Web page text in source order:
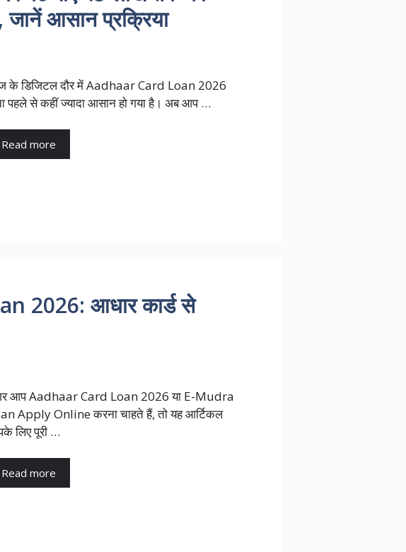
आसान प्रक्रिया
के डिजिटल दौर में Aadhaar Card Loan 2026
पहले से कहीं ज्यादा आसान हो गया है। अब आप …
Read more
2026: आधार कार्ड से
आप Aadhaar Card Loan 2026 या E-Mudra
Apply Online करना चाहते हैं, तो यह आर्टिकल
लिए पूरी …
Read more